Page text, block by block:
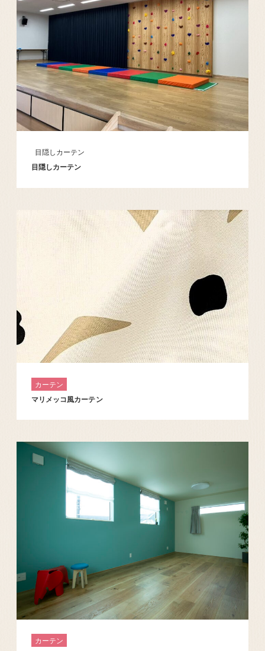
目隠しカーテン
目隠しカーテン
カーテン
マリメッコ風カーテン
カーテン